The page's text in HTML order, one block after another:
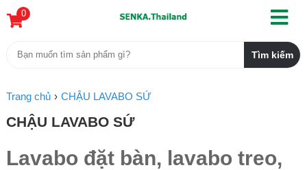
0
Trang chủ CHẬU LAVABO SỨ
CHẬU LAVABO SỨ
Lavabo đặt bàn, lavabo treo,